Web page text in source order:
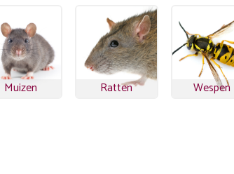
Muizen Ratten Wespen